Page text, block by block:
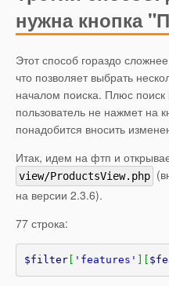
нужна кнопка
Этот способ гораздо
что позволяет выбрать
началом поиска. Плюс поиск
пользователь не нажмет на
понадобится вносить
Итак, идем на фтп и
view/ProductsView.php
на версии 2.3.6).
77 строка:
$filter 'features'